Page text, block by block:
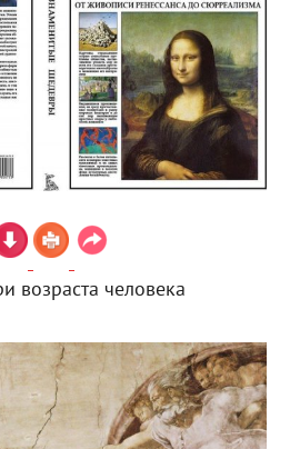
возраста человека